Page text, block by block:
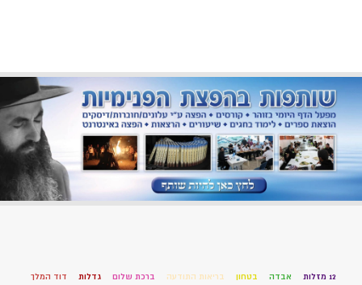
12 מזלות אבדה בטחון בריאות התודעה ברכת שלום גדלות דוד המלך